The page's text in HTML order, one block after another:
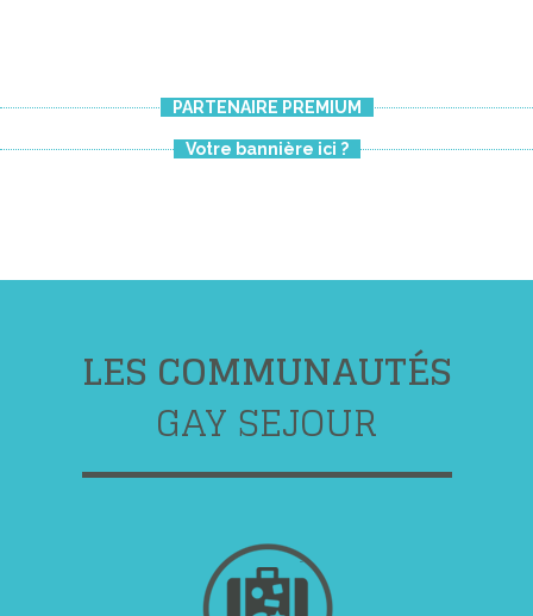
PARTENAIRE PREMIUM
Votre bannière ici ?
LES COMMUNAUTÉS
GAY SEJOUR